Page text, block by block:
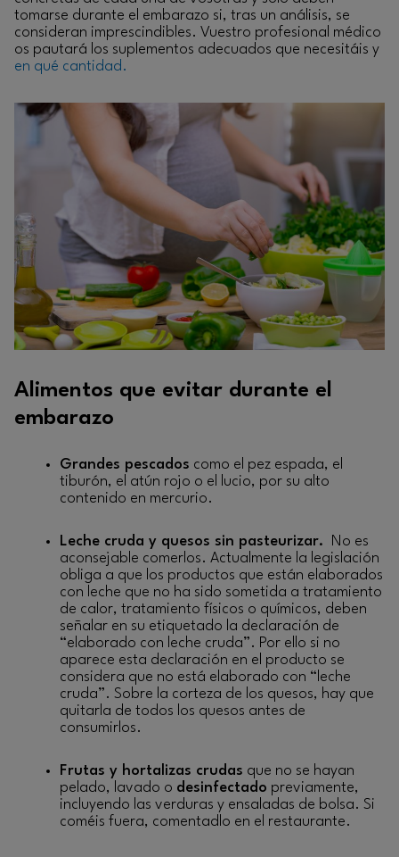
tomarse durante el embarazo si, tras un análisis, se
consideran imprescindibles. Vuestro profesional médico
os pautará los suplementos adecuados que necesitáis y
en qué cantidad.
Alimentos que evitar durante el
embarazo
Grandes pescados como el pez espada, el
tiburón, el atún rojo o el lucio, por su alto
contenido en mercurio.
Leche cruda y quesos sin pasteurizar.
No es
aconsejable comerlos. Actualmente la legislación
obliga a que los productos que están elaborados
con leche que no ha sido sometida a tratamiento
de calor, tratamiento físicos o químicos, deben
señalar en su etiquetado la declaración de
“elaborado con leche cruda”. Por ello si no
aparece esta declaración en el producto se
considera que no está elaborado con “leche
cruda”. Sobre la corteza de los quesos, hay que
quitarla de todos los quesos antes de
consumirlos.
Frutas y hortalizas crudas que no se hayan
pelado, lavado o desinfectado previamente,
incluyendo las verduras y ensaladas de bolsa. Si
coméis fuera, comentadlo en el restaurante.